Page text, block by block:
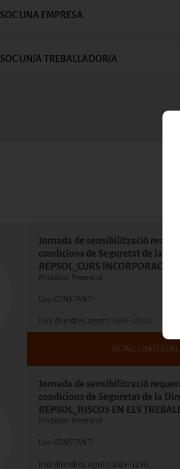
SOC UNA EMPRESA
SOC UN/A TREBALLADOR/A
Jornada de sensibilització
condicions de Seguretat de la
REPSOL_CURS INCORPORACIÓ
Modalitat: Presencial
Lloc: CONSTANTI
Inici: divendres, agost 7, 2026 - 08:00
DETALL I DATES DEL
Jornada de sensibilització
condicions de Seguretat de la
REPSOL_RISCOS EN ELS
Modalitat: Presencial
Lloc: CONSTANTI
Inici: divendres, agost 7, 2026 - 12:30